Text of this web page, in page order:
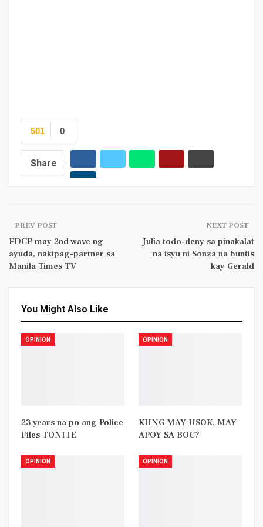
0
501
Share
PREV POST
FDCP may 2nd wave ng
ayuda, nakipag-partner sa
Manila Times TV
NEXT POST
Julia todo-deny sa pinakalat
na isyu ni Sonza na buntis
kay Gerald
You Might Also Like
OPINION
23 years na po ang Police
Files TONITE
OPINION
KUNG MAY USOK, MAY
APOY SA BOC?
OPINION OPINION